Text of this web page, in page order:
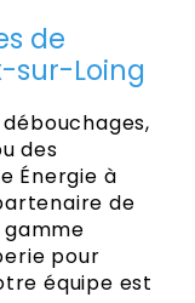
de
sur-Loing
des
Énergie à
de
pour
équipe est